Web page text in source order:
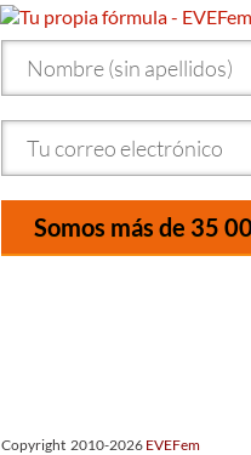
Somos más de 35
Copyright 2010-2026 EVEFem